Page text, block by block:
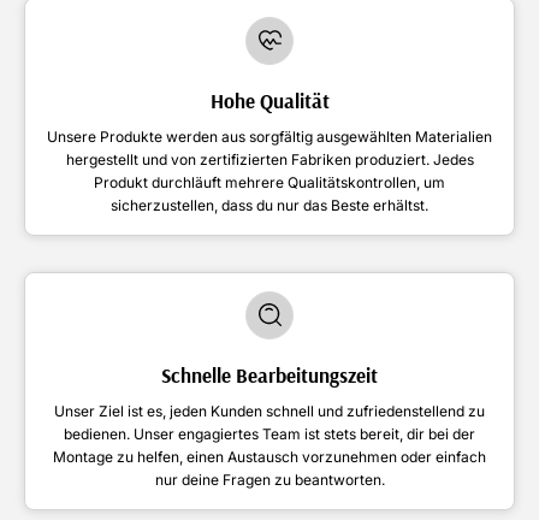
Hohe Qualität
Unsere Produkte werden aus sorgfältig ausgewählten Materialien
hergestellt und von zertifizierten Fabriken produziert. Jedes
Produkt durchläuft mehrere Qualitätskontrollen, um
sicherzustellen, dass du nur das Beste erhältst.
Schnelle Bearbeitungszeit
Unser Ziel ist es, jeden Kunden schnell und zufriedenstellend zu
bedienen. Unser engagiertes Team ist stets bereit, dir bei der
Montage zu helfen, einen Austausch vorzunehmen oder einfach
nur deine Fragen zu beantworten.